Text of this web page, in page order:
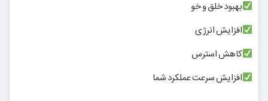
بهبود خلق و خو
افزایش انرژی
کاهش استرس
افزایش سرعت عملکرد شما